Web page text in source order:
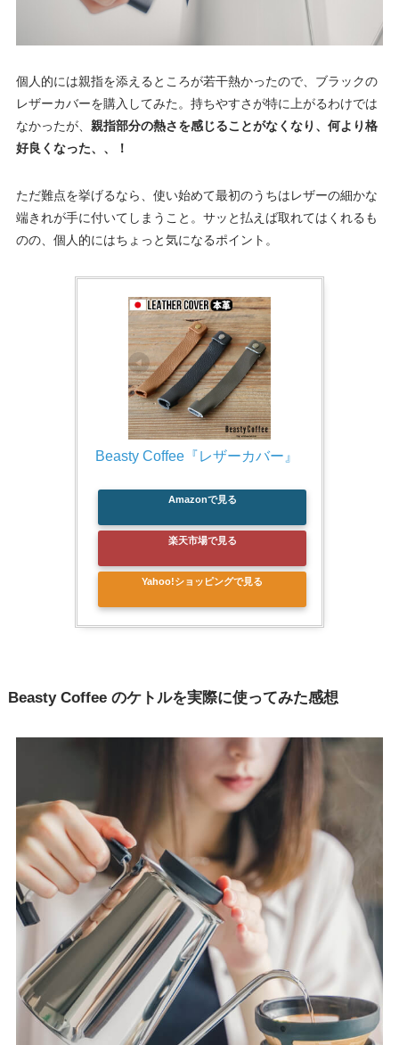
個人的には親指を添えるところが若干熱かったので、ブラックの
レザーカバーを購入してみた。持ちやすさが特に上がるわけでは
なかったが、 親指部分の熱さを感じることがなくなり、何より格
好良くなった、、！
ただ難点を挙げるなら、使い始めて最初のうちはレザーの細かな
端きれが手に付いてしまうこと。サッと払えば取れてはくれるも
のの、個人的にはちょっと気になるポイント。
Beasty Coffee『レザーカバー』
Amazonで見る
楽天市場で見る
Yahoo!ショッピングで見る
Beasty Coffee のケトルを実際に使ってみた感想